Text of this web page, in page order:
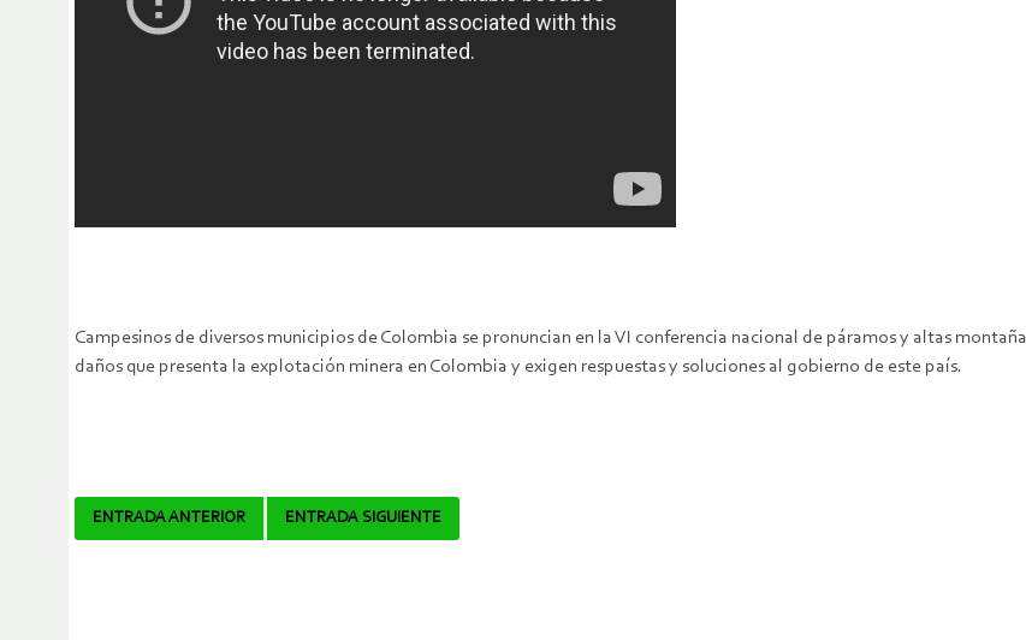
Campesinos de diversos municipios de Colombia se pronuncian en la VI conferencia nacional de páramos y altas
daños que presenta la explotación minera en Colombia y exigen respuestas y soluciones al gobierno de este país.
Navegador
ENTRADA ANTERIOR ENTRADA SIGUIENTE